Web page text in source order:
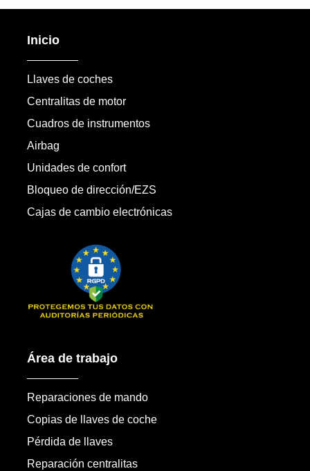
Inicio
Llaves de coches
Centralitas de motor
Cuadros de instrumentos
Airbag
Unidades de confort
Bloqueo de dirección/EZS
Cajas de cambio electrónicas
Área de trabajo
Reparaciones de mando
Copias de llaves de coche
Pérdida de llaves
Reparación centralitas